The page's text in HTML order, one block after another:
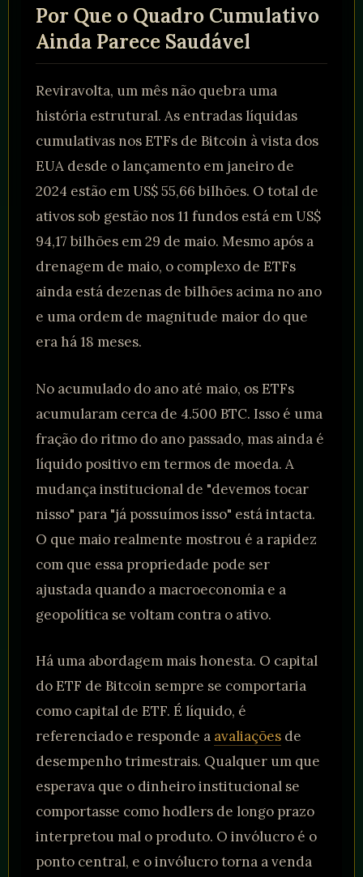
Por Que o Quadro Cumulativo
Ainda Parece Saudável
Reviravolta, um mês não quebra uma
história estrutural. As entradas líquidas
cumulativas nos ETFs de Bitcoin à vista dos
EUA desde o lançamento em janeiro de
2024 estão em US$ 55,66 bilhões. O total de
ativos sob gestão nos 11 fundos está em US$
94,17 bilhões em 29 de maio. Mesmo após a
drenagem de maio, o complexo de ETFs
ainda está dezenas de bilhões acima no ano
e uma ordem de magnitude maior do que
era há 18 meses.
No acumulado do ano até maio, os ETFs
acumularam cerca de 4.500 BTC. Isso é uma
fração do ritmo do ano passado, mas ainda é
líquido positivo em termos de moeda. A
mudança institucional de "devemos tocar
nisso" para "já possuímos isso" está intacta.
O que maio realmente mostrou é a rapidez
com que essa propriedade pode ser
ajustada quando a macroeconomia e a
geopolítica se voltam contra o ativo.
Há uma abordagem mais honesta. O capital
do ETF de Bitcoin sempre se comportaria
como capital de ETF. É líquido, é
referenciado e responde a avaliações de
desempenho trimestrais. Qualquer um que
esperava que o dinheiro institucional se
comportasse como hodlers de longo prazo
interpretou mal o produto. O invólucro é o
ponto central, e o invólucro torna a venda